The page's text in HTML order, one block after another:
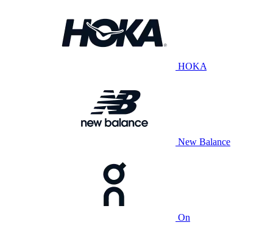
HOKA
New Balance
On